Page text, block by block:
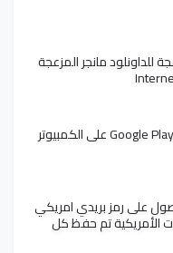
للداونلود مانجر المزعجة
طريقة تحميل تطبيقات Google Play على الكمبيوتر
على رمز بريدي امريكي
الأمريكية تم حفظ كل